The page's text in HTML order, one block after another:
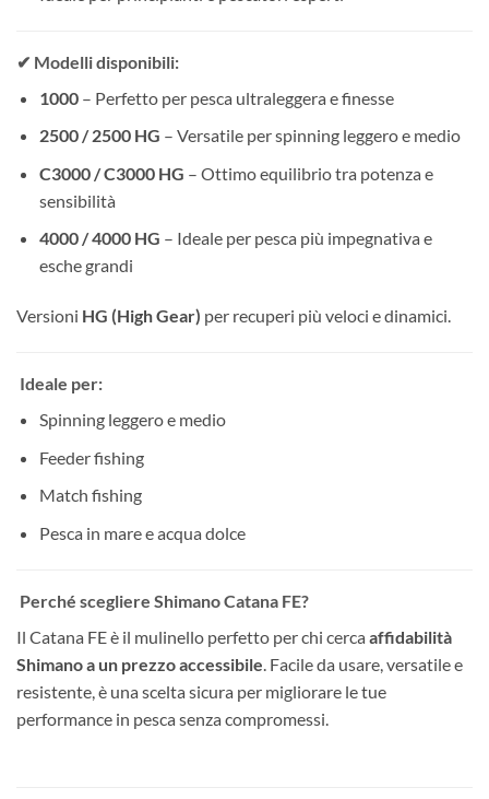
✔ Modelli disponibili:
1000– Perfetto per pesca ultraleggera e finesse
2500 / 2500 HG – Versatile per spinning leggero e medio
C3000 / C3000 HG – Ottimo equilibrio tra potenza e
sensibilità
4000 / 4000 HG – Ideale per pesca più impegnativa e
esche grandi
Versioni HG (High Gear) per recuperi più veloci e dinamici.
Ideale per:
Spinning leggero e medio
Feeder fishing
Match fishing
Pesca in mare e acqua dolce
Perché scegliere Shimano Catana FE?
Il Catana FE è il mulinello perfetto per chi cerca affidabilità
Shimano a un prezzo accessibile . Facile da usare, versatile e
resistente, è una scelta sicura per migliorare le tue
performance in pesca senza compromessi.